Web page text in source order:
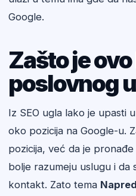
Google.
Zašto je
poslovnog
Iz SEO ugla lako je upasti
oko pozicija na Google-u.
pozicija, već da je
bolje razumeju uslugu i da
kontakt. Zato tema